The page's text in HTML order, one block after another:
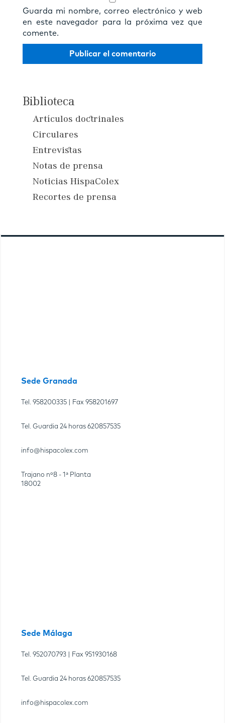
Guarda mi nombre, correo electrónico y web
en este navegador para la próxima vez que
comente.
Biblioteca
Artículos doctrinales
Circulares
Entrevistas
Notas de prensa
Noticias HispaColex
Recortes de prensa
Sede Granada
Tel. 958200335 | Fax 958201697
Tel. Guardia 24 horas 620857535
info@hispacolex.com
Trajano nº8 - 1ª Planta
18002
Sede Málaga
Tel. 952070793 | Fax 951930168
Tel. Guardia 24 horas 620857535
info@hispacolex.com